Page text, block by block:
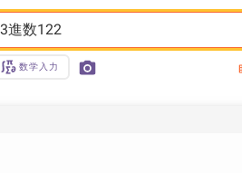
進数122
数学入力